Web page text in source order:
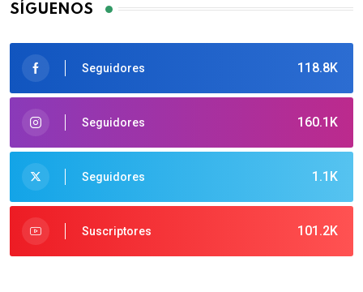
SÍGUENOS
118.8K
Seguidores
160.1K
Seguidores
1.1K
Seguidores
101.2K
Suscriptores